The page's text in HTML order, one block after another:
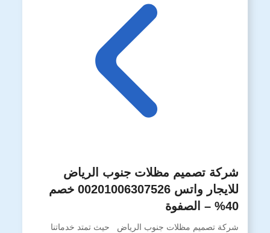
شركة تصميم مظلات جنوب الرياض
للايجار واتس 00201006307526 خصم
40% – الصفوة
شركة تصميم مظلات جنوب الرياض حيث تمتد خدماتنا